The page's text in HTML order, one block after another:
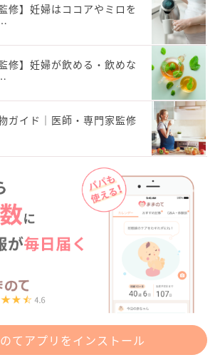
修】妊婦はココアやミロを
修】妊婦が飲める・飲めな
ガイド｜医師・専門家監修
てアプリをインストール